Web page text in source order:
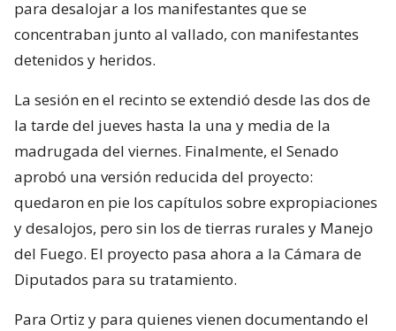
para desalojar a los manifestantes que se
concentraban junto al vallado, con manifestantes
detenidos y heridos.
La sesión en el recinto se extendió desde las dos de
la tarde del jueves hasta la una y media de la
madrugada del viernes. Finalmente, el Senado
aprobó una versión reducida del proyecto:
quedaron en pie los capítulos sobre expropiaciones
y desalojos, pero sin los de tierras rurales y Manejo
del Fuego. El proyecto pasa ahora a la Cámara de
Diputados para su tratamiento.
Para Ortiz y para quienes vienen documentando el